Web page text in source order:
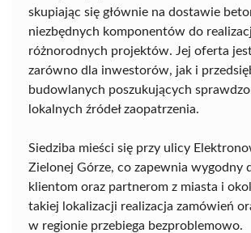
skupiając się głównie na dostawie
niezbędnych komponentów do
różnorodnych projektów. Jej oferta
zarówno dla inwestorów, jak i
budowlanych poszukujących
lokalnych źródeł zaopatrzenia.
Siedziba mieści się przy ulicy
Zielonej Górze, co zapewnia wygodny
klientom oraz partnerom z miasta i
takiej lokalizacji realizacja zamówień
w regionie przebiega bezproblemowo.